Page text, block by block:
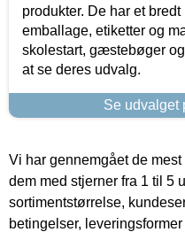
produkter. De har et
emballage, etiketter og
skolestart, gæstebøger
at se deres udvalg.
Se udvalget
Vi har gennemgået de
dem med stjerner fra 1 til 5
sortimentstørrelse,
betingelser,